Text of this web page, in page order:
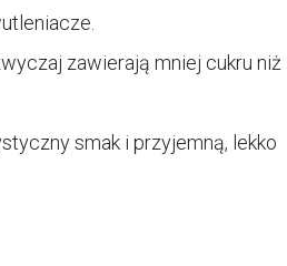
zawierają mniej cukru niż
smak i przyjemną, lekko